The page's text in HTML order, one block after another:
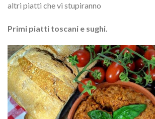
altri piatti che vi stupiranno
Primi piatti toscani e sughi.